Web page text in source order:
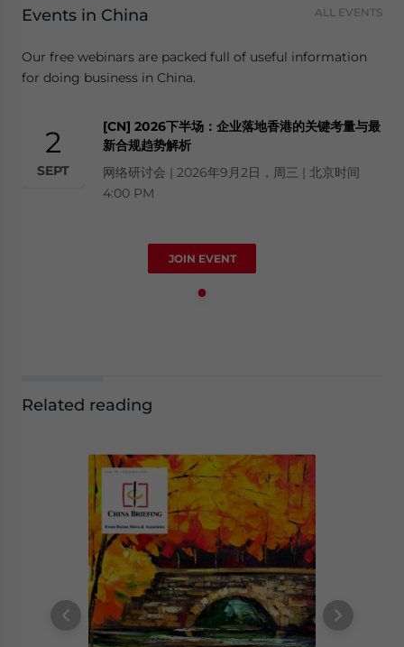
Events in China ALL EVENTS
Our free webinars are packed full of useful information
for doing business in China.
2
SEPT
[CN] 2026下半场：企业落地香港的关键考量与最
新合规趋势解析
网络研讨会 | 2026年9月2日，周三 | 北京时间
4:00 PM
JOIN EVENT
Related reading